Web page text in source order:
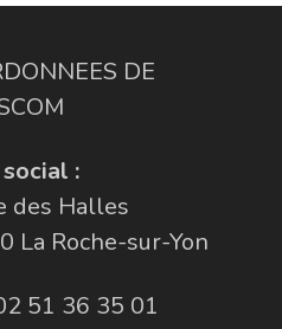
DE
:
des Halles
La Roche-sur-Yon
51 36 35 01